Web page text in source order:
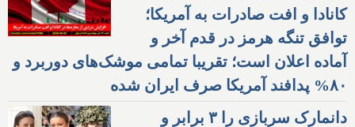
کانادا و افت صادرات به آمریکا؛
توافق تنگه هرمز در قدم آخر و
آماده اعلان است؛ تقریبا تمامی موشک‌های دوربرد و
۸۰% پدافند آمریکا صرف ایران شده
دانمارک سربازی را ۳ برابر و